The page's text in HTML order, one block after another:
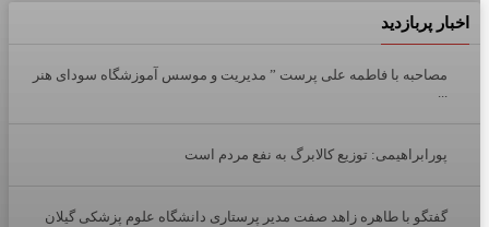
اخبار پربازدید
مصاحبه با فاطمه علی پرست ” مدیریت و موسس آموزشگاه سودای هنر
...
پورابراهیمی: توزیع کالابرگ به نفع مردم است
گفتگو با طاهره زاهد صفت مدیر پرستاری دانشگاه علوم پزشکی گیلان